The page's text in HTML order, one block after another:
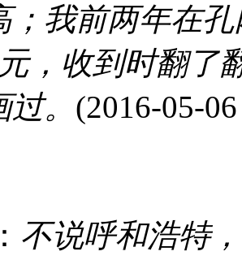
；我前两年在
元，收到时翻了
。 (2016-05-
： 不说呼和浩特